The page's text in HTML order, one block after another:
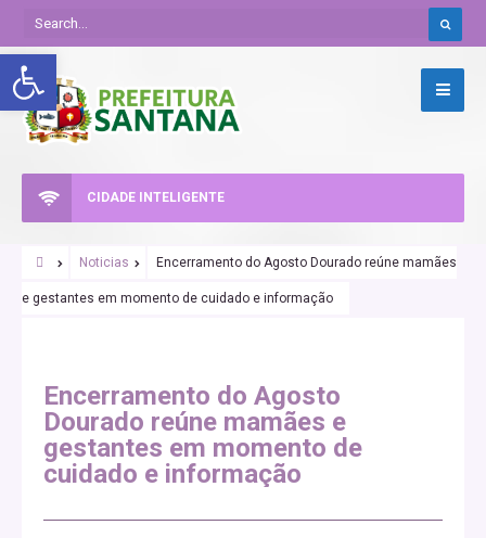
Abrir a barra de ferramentas
CIDADE INTELIGENTE
Noticias Encerramento do Agosto Dourado reúne mamães
e gestantes em momento de cuidado e informação
Encerramento do Agosto
Dourado reúne mamães e
gestantes em momento de
cuidado e informação